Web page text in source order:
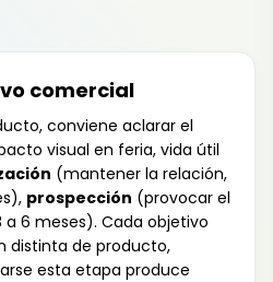
comercial
conviene aclarar el
visual en feria, vida útil
(mantener la relación,
prospección (provocar el
6 meses). Cada objetivo
distinta de producto,
esta etapa produce